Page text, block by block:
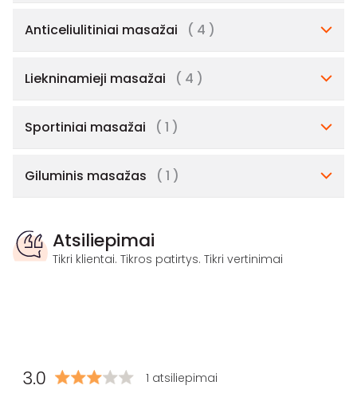
Anticeliulitiniai masažai ( 4 )
Liekninamieji masažai ( 4 )
Sportiniai masažai ( 1 )
Giluminis masažas ( 1 )
Atsiliepimai
Tikri klientai. Tikros patirtys. Tikri vertinimai
3.0 1 atsiliepimai